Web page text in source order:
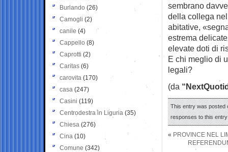
sembrano
della collega
abitative,
estrema
elevate doti di
E chi meglio di
legali?
(da
This entry was posted
responses to this
« PROVINCE NEL
Burlando (26)
Camogli (2)
canile (4)
Cappello (8)
Caprotti (2)
Caritas (6)
carovita (170)
casa (247)
Casini (119)
Centrodestra in Liguria (35)
Chiesa (276)
Cina (10)
Comune (342)